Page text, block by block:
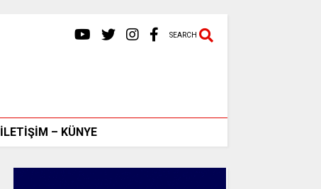
SEARCH
İLETİŞİM – KÜNYE